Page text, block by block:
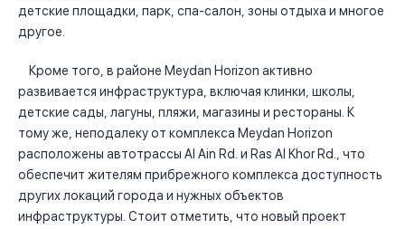
детские площадки, парк, спа-салон, зоны отдыха и многое
другое.
Кроме того, в районе Meydan Horizon активно
развивается инфраструктура, включая клинки, школы,
детские сады, лагуны, пляжи, магазины и рестораны. К
тому же, неподалеку от комплекса Meydan Horizon
расположены автотрассы Al Ain Rd. и Ras Al Khor Rd., что
обеспечит жителям прибрежного комплекса доступность
других локаций города и нужных объектов
инфраструктуры. Стоит отметить, что новый проект